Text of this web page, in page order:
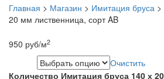
Главная > Магазин > Имитация бруса >
20 мм лиственница, сорт AB
950 руб/м2
Очистить
Количество Имитация бруса 140 х